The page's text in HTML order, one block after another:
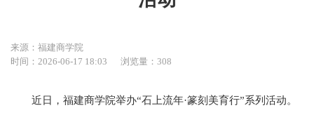
来源：福建商学院
时间：2026-06-17 18:03
浏览量：308
近日，福建商学院举办“石上流年·篆刻美育行”系列活动。